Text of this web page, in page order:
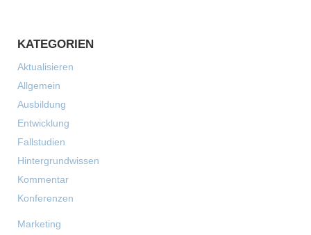
KATEGORIEN
Aktualisieren
Allgemein
Ausbildung
Entwicklung
Fallstudien
Hintergrundwissen
Kommentar
Konferenzen
Marketing